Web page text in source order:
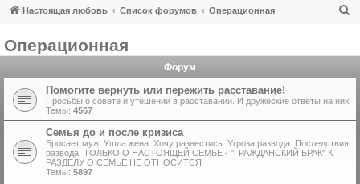
Настоящая любовь Список форумов Операционная
Операционная
Форум
Помогите вернуть или пережить расставание!
Просьбы о совете и утешении в расставании. И дружеские ответы на них
Темы: 4567
Семья до и после кризиса
Бросает муж. Ушла жена. Хочу развестись. Угроза развода. Последствия
развода. ТОЛЬКО О НАСТОЯЩЕЙ СЕМЬЕ - "ГРАЖДАНСКИЙ БРАК" К
РАЗДЕЛУ О СЕМЬЕ НЕ ОТНОСИТСЯ
Темы: 5897